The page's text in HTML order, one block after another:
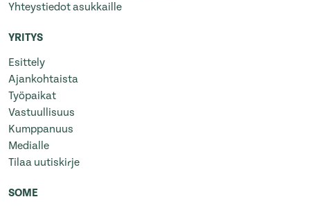
Yhteystiedot asukkaille
YRITYS
Esittely
Ajankohtaista
Työpaikat
Vastuullisuus
Kumppanuus
Medialle
Tilaa uutiskirje
SOME